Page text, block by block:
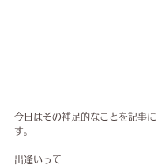
今日はその補足的なことを記事
す。
出逢いって